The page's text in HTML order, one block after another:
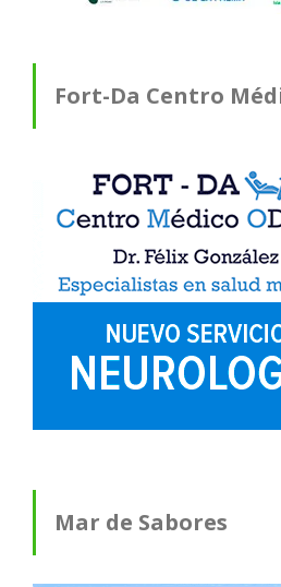
Fort-Da Centro
Mar de Sabores